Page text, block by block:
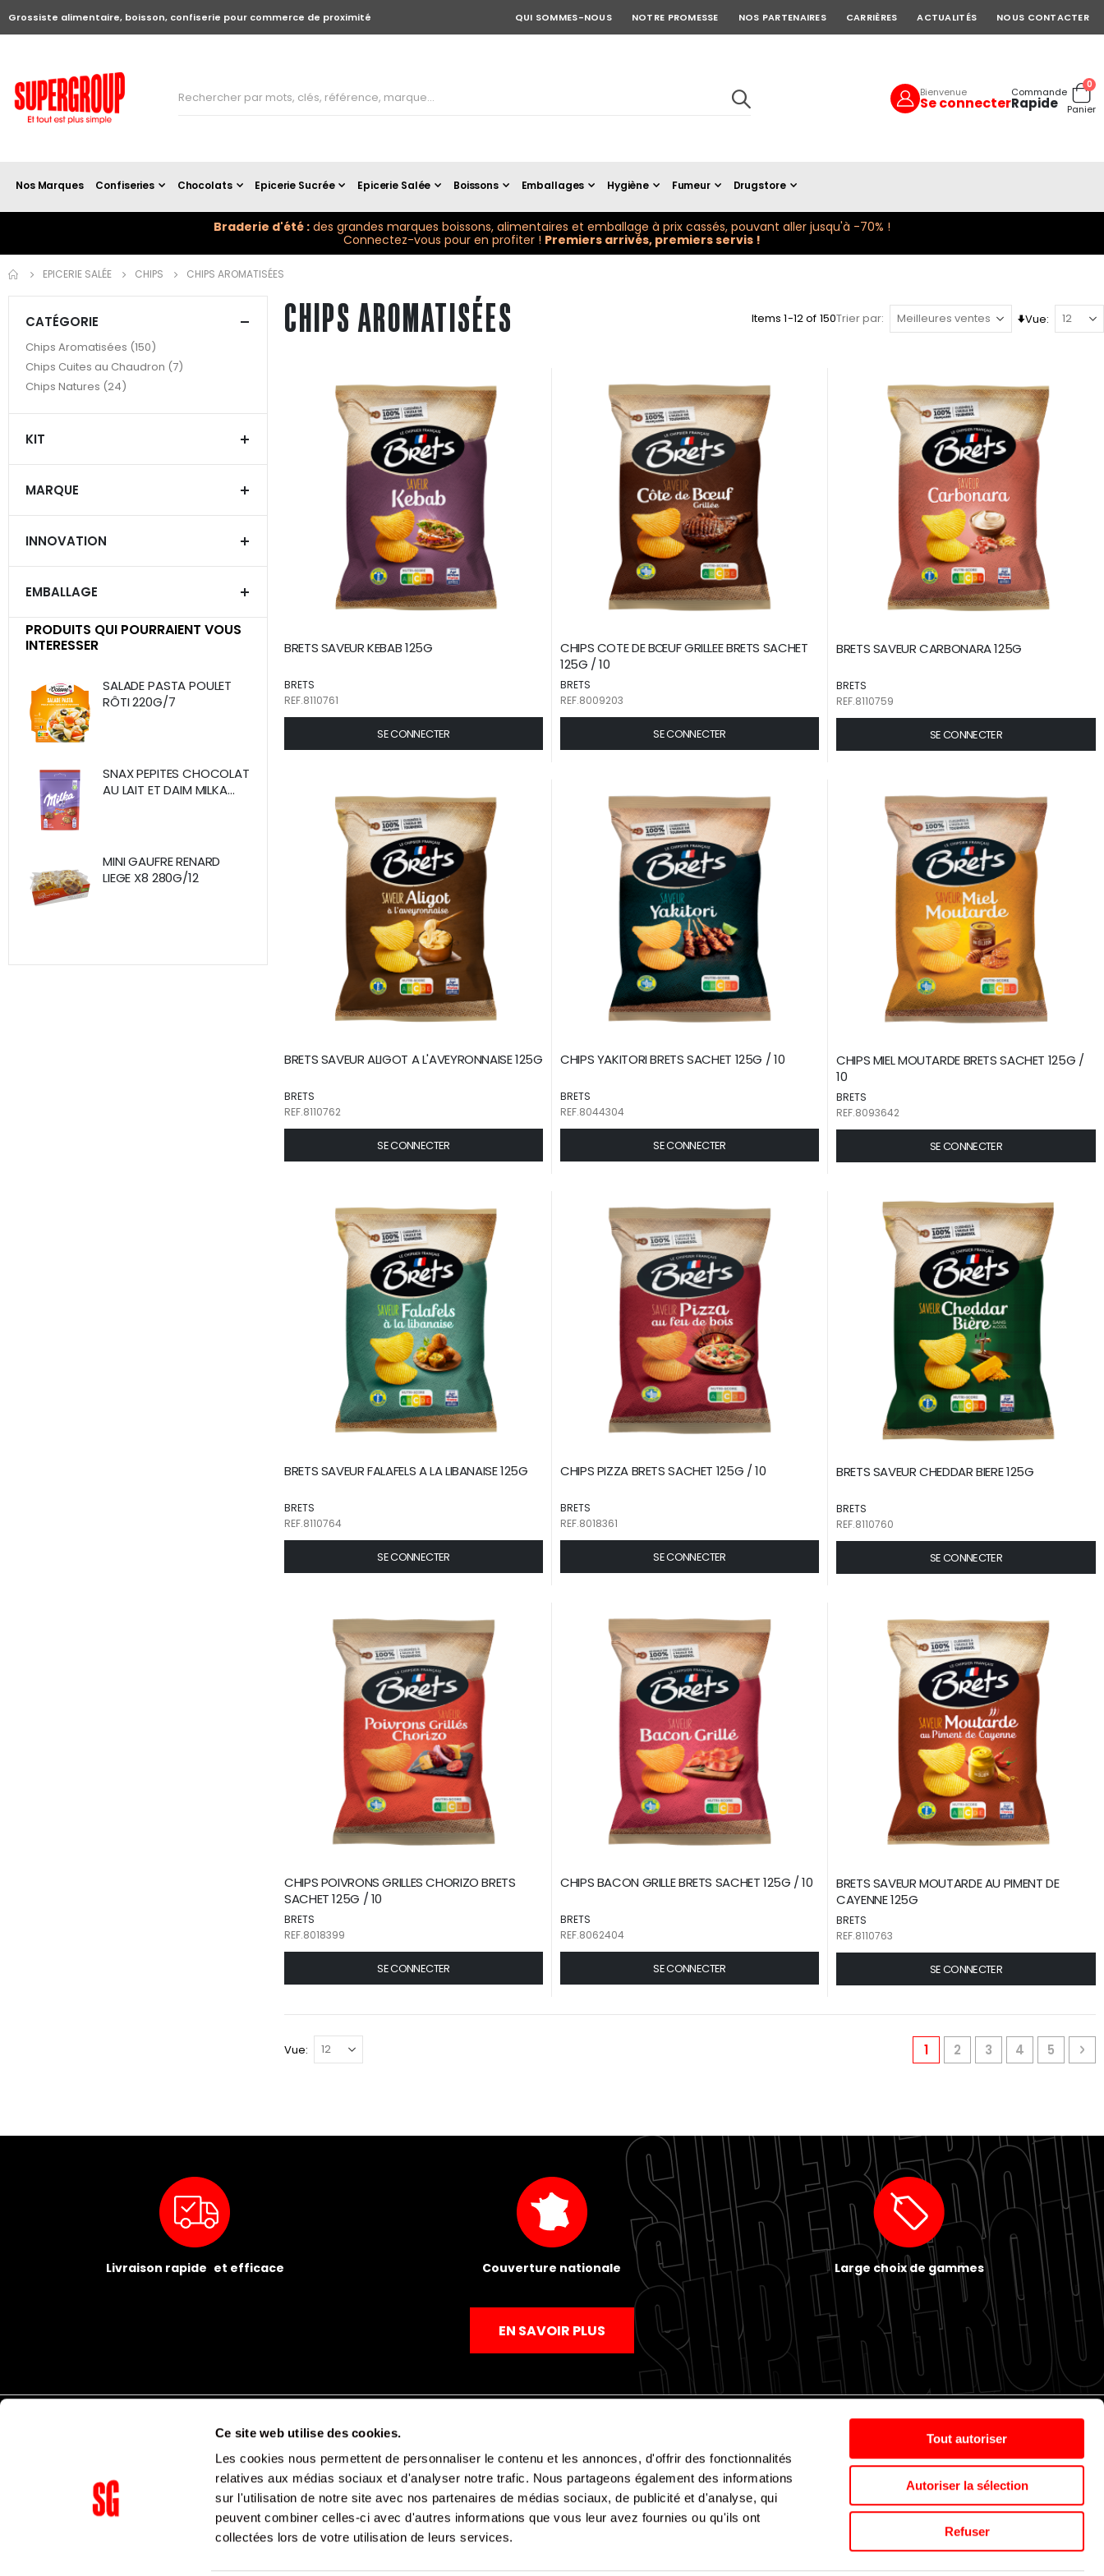
Ce site web utilise des cookies.
Les cookies nous permettent de personnaliser le contenu et les annonces, d'offrir des fonctionnalités
relatives aux médias sociaux et d'analyser notre trafic. Nous partageons également des informations
sur l'utilisation de notre site avec nos partenaires de médias sociaux, de publicité et d'analyse, qui
peuvent combiner celles-ci avec d'autres informations que vous leur avez fournies ou qu'ils ont
collectées lors de votre utilisation de leurs services.
Tout autoriser
Autoriser la sélection
Refuser
Grossiste alimentaire, boisson, confiserie pour commerce de proximité QUI SOMMES-NOUS NOTRE PROMESSE NOS PARTENAIRES CARRIÈRES ACTUALITÉS NOUS CONTACTER
Bienvenue
Se connecter
Commande
Rapide Cart
0
Panier
Nos Marques Confiseries Chocolats Epicerie Sucrée Epicerie Salée Boissons Emballages Hygiène Fumeur Drugstore
Braderie d'été : des grandes marques boissons, alimentaires et emballage à prix cassés, pouvant aller jusqu'à -70% !
Connectez-vous pour en profiter ! Premiers arrivés, premiers servis !
EPICERIE SALÉE CHIPS CHIPS AROMATISÉES
CHIPS AROMATISÉES Items1-12of 150Trier par Définir
Vue
BRETS SAVEUR KEBAB 125G
BRETS
REF.8110761
SE CONNECTER
CHIPS COTE DE BŒUF GRILLEE BRETS SACHET
125G / 10
BRETS
REF.8009203
SE CONNECTER
BRETS SAVEUR CARBONARA 125G
BRETS
REF.8110759
SE CONNECTER
BRETS SAVEUR ALIGOT A L'AVEYRONNAISE 125G
BRETS
REF.8110762
SE CONNECTER
CHIPS YAKITORI BRETS SACHET 125G / 10
BRETS
REF.8044304
SE CONNECTER
CHIPS MIEL MOUTARDE BRETS SACHET 125G /
10
BRETS
REF.8093642
SE CONNECTER
BRETS SAVEUR FALAFELS A LA LIBANAISE 125G
BRETS
REF.8110764
SE CONNECTER
CHIPS PIZZA BRETS SACHET 125G / 10
BRETS
REF.8018361
SE CONNECTER
BRETS SAVEUR CHEDDAR BIERE 125G
BRETS
REF.8110760
SE CONNECTER
CHIPS POIVRONS GRILLES CHORIZO BRETS
SACHET 125G / 10
BRETS
REF.8018399
SE CONNECTER
CHIPS BACON GRILLE BRETS SACHET 125G / 10
BRETS
REF.8062404
SE CONNECTER
BRETS SAVEUR MOUTARDE AU PIMENT DE
CAYENNE 125G
BRETS
REF.8110763
SE CONNECTER
Page
You're currently reading
1 Page
2 Page
3 Page
4 Page
5
Vue
CATÉGORIE
Chips Aromatisées 150
articles
Chips Cuites au Chaudron 7
articles
Chips Natures 24
articles
KIT
MARQUE
INNOVATION
EMBALLAGE
PRODUITS QUI POURRAIENT VOUS
INTERESSER
SALADE PASTA POULET
RÔTI 220G/7
SNAX PEPITES CHOCOLAT
AU LAIT ET DAIM MILKA
MINI GAUFRE RENARD
LIEGE X8 280G/12
Livraison rapide et efficace Couverture nationale Large choix de gammes
EN SAVOIR PLUS
Mentions légales Politique de confidentialité Politique de cookies Nos agences Espace presse
Supergroup © 2024. All Rights Reserved